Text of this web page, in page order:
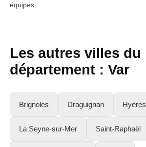
équipes.
Les autres villes du
département : Var
Brignoles Draguignan Hyères
La Seyne-sur-Mer Saint-Raphaël